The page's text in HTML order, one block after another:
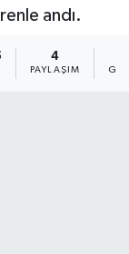
andı.
4
PAYLAŞIM